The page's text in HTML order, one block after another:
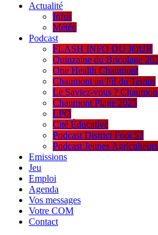
Actualité
Infos
Météo
Podcast
FLASH INFO DU JOUR
Quinzaine du Bricolage
One Health Chaumont
Chaumont au Fil du Temps
Le Saviez-vous ?
Chaumont Plage 2025
LPO
Cité Éducative
Podcast District Foot 52
Podcast Jeunes Agriculteurs
Emissions
Jeu
Emploi
Agenda
Vos messages
Votre COM
Contact